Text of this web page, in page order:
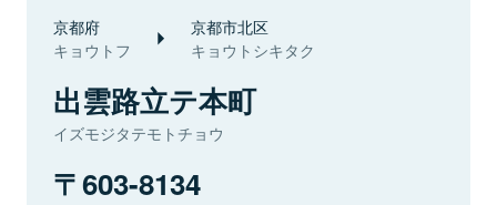
京都府
キョウトフ
京都市北区
キョウトシキタク
出雲路立テ本町
イズモジタテモトチョウ
603-8134